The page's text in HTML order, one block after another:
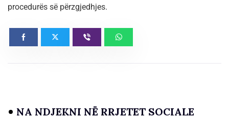
procedurës së përzgjedhjes.
NA NDJEKNI NË RRJETET SOCIALE